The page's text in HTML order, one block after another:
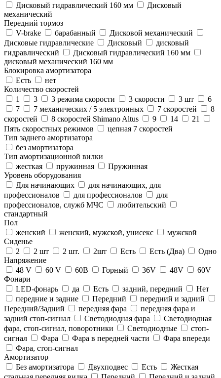
Дисковый гидравлический 160 мм
Дисковый
механический
Передний тормоз
V-brake
барабанный
Дисковой механический
Дисковые гидравлические
Дисковый
дисковый
гидравлический
Дисковый гидравлический 160 мм
дисковый механический 160 мм
Блокировка амортизатора
Есть
нет
Количество скоростей
1
3 3 режима скорости 3 скорости 3 шт
6
7
7 механических / 5 электронных 7 скоростей
8
скоростей
8 скоростей Shimano Altus 9 14
21
Пять скоростных режимов
цепная 7 скоростей
Тип заднего амортизатора
без амортизатора
Тип амортизационной вилки
жесткая
пружинная
Пружинная
Уровень оборудования
Для начинающих
для начинающих, для
профессионалов
для профессионалов
для
профессионалов, служб МЧС
любительский
стандартный
Пол
женский
женский, мужской, унисекс
мужской
Сиденье
2
2 шт 2 шт. 2шт Есть Есть (Два)
Одно
Напряжение
48 V
60 V 60В Горный 36V 48V
60V
Фонари
LED-фонарь
да Есть задний, передний
Нет
передние и задние
Передний
передний и задний
Передний/Задний
передняя фара
передняя фара и
задний стоп-сигнал
Светодиодная фара
Светодиодная
фара, стоп-сигнал, поворотники
Светодиодные
стоп-
сигнал
Фара Фара в передней части
Фара впереди
Фара, стоп-сигнал
Амортизатор
Без амортизатора
Двухподвес Есть
Жесткая